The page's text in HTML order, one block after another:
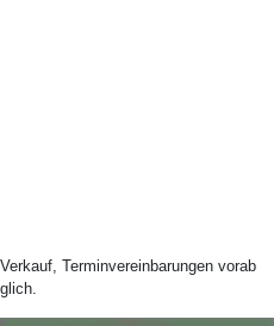
Terminvereinbarungen vorab